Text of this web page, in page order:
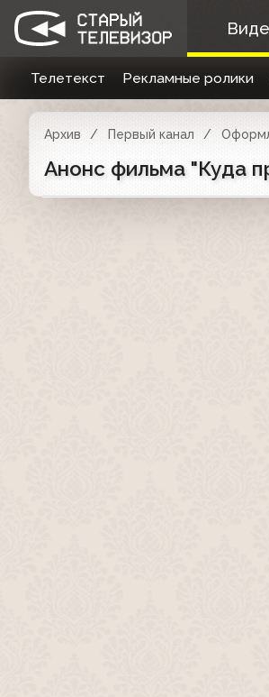
Телетекст Рекламные ролики
Архив Первый канал
Анонс фильма "Куда